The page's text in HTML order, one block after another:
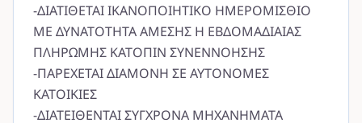
-ΔΙΑΤΙΘΕΤΑΙ ΙΚΑΝΟΠΟΙΗΤΙΚΟ ΗΜΕΡΟΜΙΣΘΙΟ
ΜΕ ΔΥΝΑΤΟΤΗΤΑ ΑΜΕΣΗΣ Η ΕΒΔΟΜΑΔΙΑΙΑΣ
ΠΛΗΡΩΜΗΣ ΚΑΤΟΠΙΝ ΣΥΝΕΝΝΟΗΣΗΣ
-ΠΑΡΕΧΕΤΑΙ ΔΙΑΜΟΝΗ ΣΕ ΑΥΤΟΝΟΜΕΣ
ΚΑΤΟΙΚΙΕΣ
-ΔΙΑΤΕΙΘΕΝΤΑΙ ΣΥΓΧΡΟΝΑ ΜΗΧΑΝΗΜΑΤΑ